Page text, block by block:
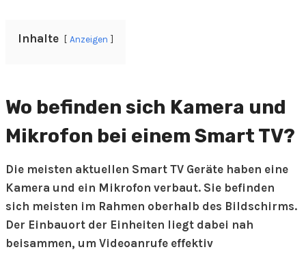
Inhalte Anzeigen
Wo befinden sich Kamera und
Mikrofon bei einem Smart TV?
Die meisten aktuellen Smart TV Geräte haben eine
Kamera und ein Mikrofon verbaut. Sie befinden
sich meisten im Rahmen oberhalb des Bildschirms.
Der Einbauort der Einheiten liegt dabei nah
beisammen, um Videoanrufe effektiv